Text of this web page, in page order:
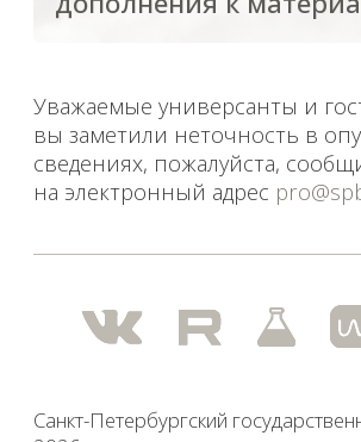
опубликованы архивные материалы с упоминанием
иностранных агентов, а также организаций, признанных
экстремистскими и запрещенных на территории
Российской Федерации.
Политика СПбГУ в отношении обработки
персональных данных
Saint Petersburg State University© 2026
Санкт-Петербургский государственный университет
2026